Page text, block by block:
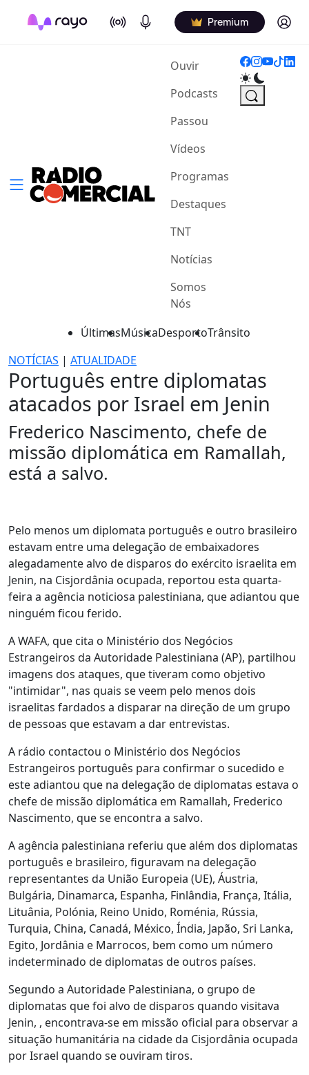
On Air Podcasts Premium Log in
Ouvir(current)
Podcasts
Passou
Vídeos
Programas
Destaques
TNT
Notícias
Somos
Nós
ÚltimasMúsicaDesportoTrânsito
NOTÍCIAS | ATUALIDADE
Português entre diplomatas
atacados por Israel em Jenin
Frederico Nascimento, chefe de
missão diplomática em Ramallah,
está a salvo.
Pelo menos um diplomata português e outro brasileiro
estavam entre uma delegação de embaixadores
alegadamente alvo de disparos do exército israelita em
Jenin, na Cisjordânia ocupada, reportou esta quarta-
feira a agência noticiosa palestiniana, que adiantou que
ninguém ficou ferido.
A WAFA, que cita o Ministério dos Negócios
Estrangeiros da Autoridade Palestiniana (AP), partilhou
imagens dos ataques, que tiveram como objetivo
"intimidar", nas quais se veem pelo menos dois
israelitas fardados a disparar na direção de um grupo
de pessoas que estavam a dar entrevistas.
A rádio contactou o Ministério dos Negócios
Estrangeiros português para confirmar o sucedido e
este adiantou que na delegação de diplomatas estava o
chefe de missão diplomática em Ramallah, Frederico
Nascimento, que se encontra a salvo.
A agência palestiniana referiu que além dos diplomatas
português e brasileiro, figuravam na delegação
representantes da União Europeia (UE), Áustria,
Bulgária, Dinamarca, Espanha, Finlândia, França, Itália,
Lituânia, Polónia, Reino Unido, Roménia, Rússia,
Turquia, China, Canadá, México, Índia, Japão, Sri Lanka,
Egito, Jordânia e Marrocos, bem como um número
indeterminado de diplomatas de outros países.
Segundo a Autoridade Palestiniana, o grupo de
diplomatas que foi alvo de disparos quando visitava
Jenin, , encontrava-se em missão oficial para observar a
situação humanitária na cidade da Cisjordânia ocupada
por Israel quando se ouviram tiros.